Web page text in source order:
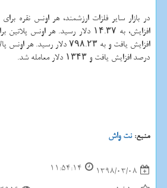
درصد افزایش یافت و ۱۳۴۳ دلار معامله شد.
منبع:نت واش
1398/03/08
11:54:14